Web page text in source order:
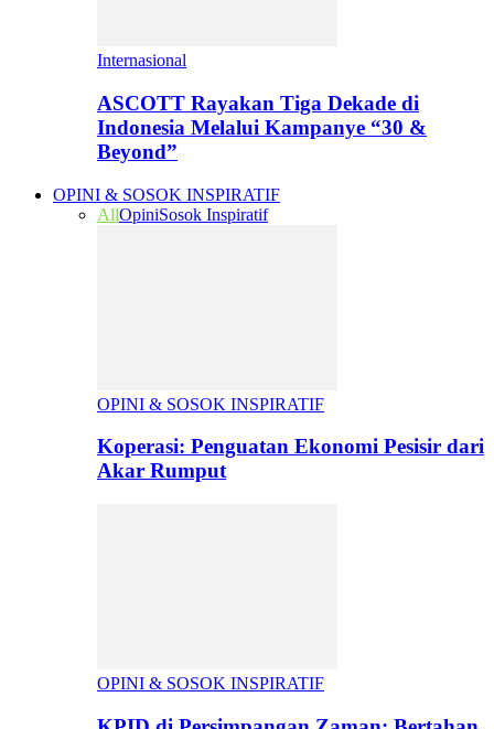
Internasional
ASCOTT Rayakan Tiga Dekade di
Indonesia Melalui Kampanye “30 &
Beyond”
OPINI & SOSOK INSPIRATIF
AllOpiniSosok Inspiratif
OPINI & SOSOK INSPIRATIF
Koperasi: Penguatan Ekonomi Pesisir dari
Akar Rumput
OPINI & SOSOK INSPIRATIF